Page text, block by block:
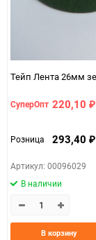
Тейп Лента 26мм
СуперОпт 220,10 ₽
Розница 293,40 ₽
Артикул: 00096029
В наличии
В корзину